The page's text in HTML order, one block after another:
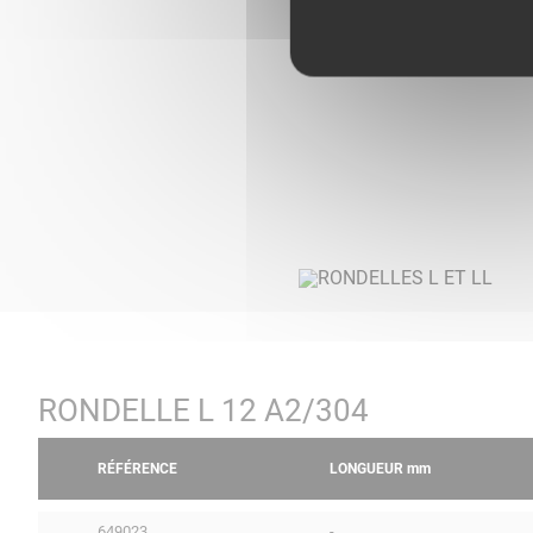
RONDELLE L 12 A2/304
RÉFÉRENCE LONGUEUR mm